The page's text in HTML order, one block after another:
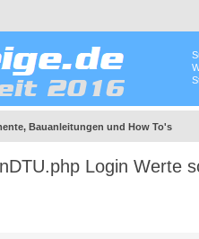
Bauanleitungen und How To's
Login Werte